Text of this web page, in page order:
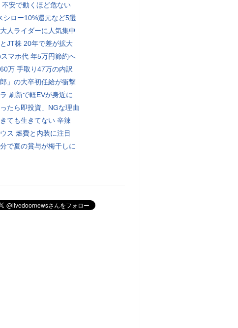
不安で動くほど危ない
シロー10%還元など5選
人ライダーに人気集中
JT株 20年で差が拡大
マホ代 年5万円節約へ
万 手取り47万の内訳
郎」の大卒初任給が衝撃
刷新で軽EVが身近に
ったら即投資」NGな理由
ても生きてない 辛辣
ス 燃費と内装に注目
で夏の賞与が梅干しに